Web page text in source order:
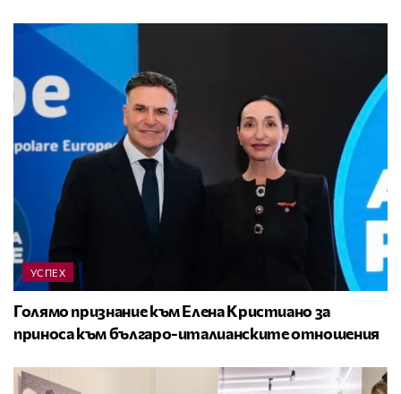
УСПЕХ
Голямо признание към Елена Кристиано за
приноса към българо-италианските отношения